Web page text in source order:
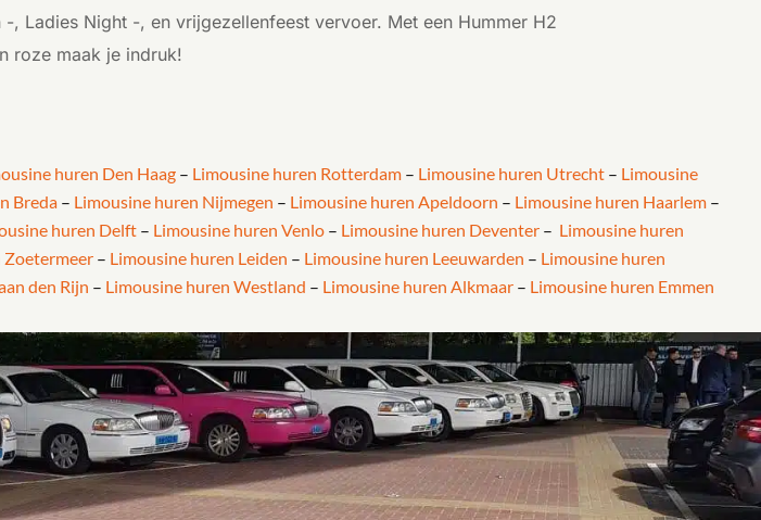
Ladies Night -, en vrijgezellenfeest vervoer. Met een Hummer H2
roze maak je indruk!
huren Den Haag – Limousine huren Rotterdam – Limousine huren Utrecht – Limousine
Breda – Limousine huren Nijmegen – Limousine huren Apeldoorn – Limousine huren Haarlem –
huren Delft – Limousine huren Venlo – Limousine huren Deventer – Limousine huren
Zoetermeer – Limousine huren Leiden – Limousine huren Leeuwarden – Limousine huren
den Rijn – Limousine huren Westland – Limousine huren Alkmaar – Limousine huren Emmen